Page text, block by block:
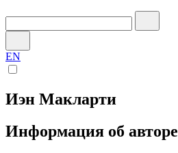
EN
Иэн Макларти
Информация об авторе